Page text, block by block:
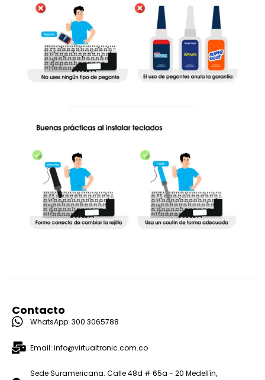
Contacto
WhatsApp: 300 3065788
Email: info@virtualtronic.com.co
Sede Suramericana: Calle 48d # 65a - 20 Medellín,